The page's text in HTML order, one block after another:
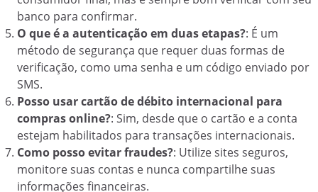
banco para confirmar.
O que é a autenticação em duas etapas?: É um
método de segurança que requer duas formas de
verificação, como uma senha e um código enviado por
SMS.
Posso usar cartão de débito internacional para
compras online?: Sim, desde que o cartão e a conta
estejam habilitados para transações internacionais.
Como posso evitar fraudes?: Utilize sites seguros,
monitore suas contas e nunca compartilhe suas
informações financeiras.